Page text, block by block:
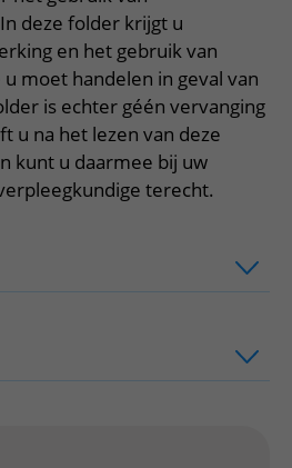
deze folder krijgt u
en het gebruik van
moet handelen in geval van
is echter géén vervanging
u na het lezen van deze
kunt u daarmee bij uw
terecht.
klik om te openen
klik om te